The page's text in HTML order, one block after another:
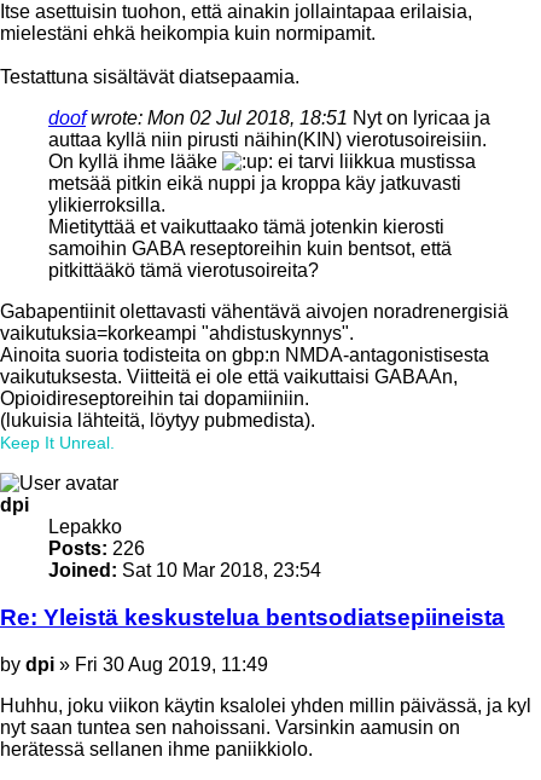
Itse asettuisin tuohon, että ainakin jollaintapaa erilaisia,
mielestäni ehkä heikompia kuin normipamit.
Testattuna sisältävät diatsepaamia.
doofwrote: Mon 02 Jul 2018, 18:51 Nyt on lyricaa ja
auttaa kyllä niin pirusti näihin(KIN) vierotusoireisiin.
On kyllä ihme lääke
ei tarvi liikkua mustissa
metsää pitkin eikä nuppi ja kroppa käy jatkuvasti
ylikierroksilla.
Mietityttää et vaikuttaako tämä jotenkin kierosti
samoihin GABA reseptoreihin kuin bentsot, että
pitkittääkö tämä vierotusoireita?
Gabapentiinit olettavasti vähentävä aivojen noradrenergisiä
vaikutuksia=korkeampi "ahdistuskynnys".
Ainoita suoria todisteita on gbp:n NMDA-antagonistisesta
vaikutuksesta. Viitteitä ei ole että vaikuttaisi GABAAn,
Opioidireseptoreihin tai dopamiiniin.
(lukuisia lähteitä, löytyy pubmedista).
Keep It Unreal.
dpi
Lepakko
Posts: 226
Joined: Sat 10 Mar 2018, 23:54
Re: Yleistä keskustelua bentsodiatsepiineista
Post
by dpi » Fri 30 Aug 2019, 11:49
Huhhu, joku viikon käytin ksalolei yhden millin päivässä, ja kyl
nyt saan tuntea sen nahoissani. Varsinkin aamusin on
herätessä sellanen ihme paniikkiolo.